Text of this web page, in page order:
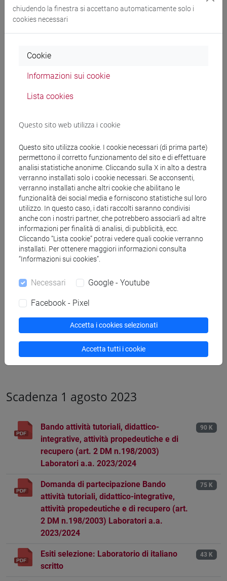
Esiti selezione: codici attività n. 1, 3.
Scadenza 15 dicembre 2023 ore 13:00
Bando tutorati PCTO II semestre a.a.
semestre a.a. 2023/2024
Esiti selezione 47 K
Scadenza 14 novembre 2023
Bando tutorato a supporto del
seminario interdisciplinare Poikilia VIII
supporto del seminario
interdisciplinare Poikilia VIII a.a.
2023/2024
Esiti selezione
Scadenza 1 agosto 2023
Bando attività tutoriali, didattico-
integrative, attività propedeutiche e di
recupero (art. 2 DM n.198/2003)
Laboratori a.a. 2023/2024
90 K
Domanda di partecipazione Bando
attività tutoriali, didattico-integrative,
attività propedeutiche e di recupero (art.
2 DM n.198/2003) Laboratori a.a.
2023/2024
75 K
Esiti selezione: Laboratorio di italiano
scritto
43 K
chiudendo la finestra si accettano automaticamente solo i
cookies necessari
Cookie
Informazioni sui cookie
Lista cookies
Questo sito web utilizza i cookie
Questo sito utilizza cookie. I cookie necessari (di prima parte)
permettono il corretto funzionamento del sito e di effettuare
analisi statistiche anonime. Cliccando sulla X in alto a destra
verranno installati solo i cookie necessari. Se acconsenti,
verranno installati anche altri cookie che abilitano le
funzionalità dei social media e forniscono statistiche sul loro
utilizzo. In questo caso, i dati raccolti saranno condivisi
anche con i nostri partner, che potrebbero associarli ad altre
informazioni per finalità di analisi, di pubblicità, ecc.
Cliccando “Lista cookie” potrai vedere quali cookie verranno
installati. Per ottenere maggiori informazioni consulta
“Informazioni sui cookies”.
Necessari Google - Youtube
Facebook - Pixel
Accetta i cookies selezionati
Accetta tutti i cookie